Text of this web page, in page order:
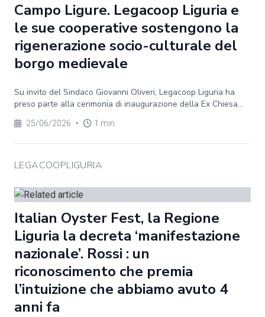
Campo Ligure. Legacoop Liguria e
le sue cooperative sostengono la
rigenerazione socio-culturale del
borgo medievale
Su invito del Sindaco Giovanni Oliveri, Legacoop Liguria ha
preso parte alla cerimonia di inaugurazione della Ex Chiesa...
25/06/2026 • 1 min
LEGACOOPLIGURIA
Italian Oyster Fest, la Regione
Liguria la decreta ‘manifestazione
nazionale’. Rossi : un
riconoscimento che premia
l’intuizione che abbiamo avuto 4
anni fa